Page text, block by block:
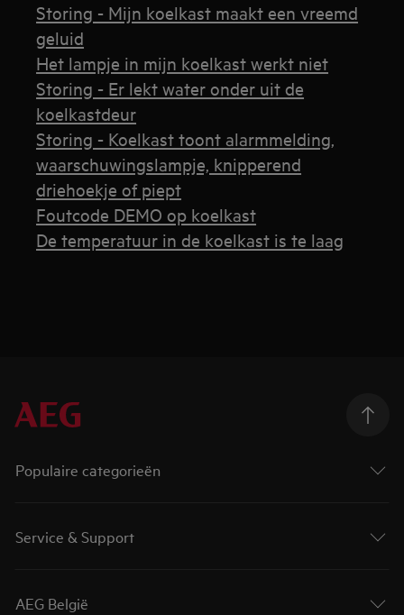
Storing - Mijn koelkast maakt een vreemd
geluid
Het lampje in mijn koelkast werkt niet
Storing - Er lekt water onder uit de
koelkastdeur
Storing - Koelkast toont alarmmelding,
waarschuwingslampje, knipperend
driehoekje of piept
Foutcode DEMO op koelkast
De temperatuur in de koelkast is te laag
Populaire categorieën
Service & Support
AEG België